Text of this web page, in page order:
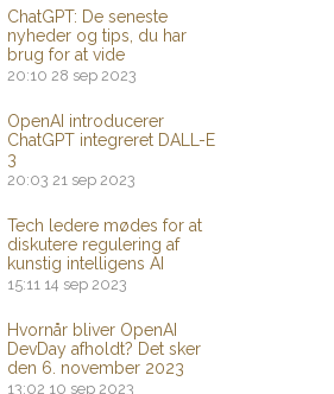
ChatGPT: De seneste
nyheder og tips, du har
brug for at vide
20:10 28 sep 2023
OpenAI introducerer
ChatGPT integreret DALL-E
3
20:03 21 sep 2023
Tech ledere mødes for at
diskutere regulering af
kunstig intelligens AI
15:11 14 sep 2023
Hvornår bliver OpenAI
DevDay afholdt? Det sker
den 6. november 2023
13:02 10 sep 2023